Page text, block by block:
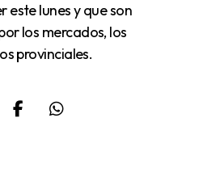
este lunes y que son
los mercados, los
provinciales.